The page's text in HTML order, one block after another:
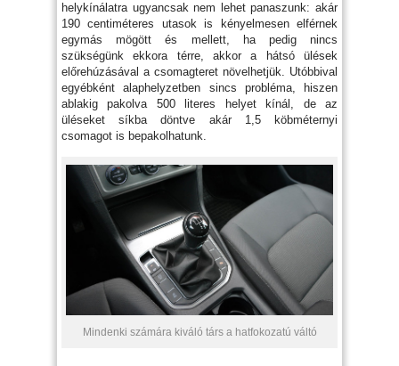
helykínálatra ugyancsak nem lehet panaszunk: akár
190 centiméteres utasok is kényelmesen elférnek
egymás mögött és mellett, ha pedig nincs
szükségünk ekkora térre, akkor a hátsó ülések
előrehúzásával a csomagteret növelhetjük. Utóbbival
egyébként alaphelyzetben sincs probléma, hiszen
ablakig pakolva 500 literes helyet kínál, de az
üléseket síkba döntve akár 1,5 köbméternyi
csomagot is bepakolhatunk.
Mindenki számára kiváló társ a hatfokozatú váltó